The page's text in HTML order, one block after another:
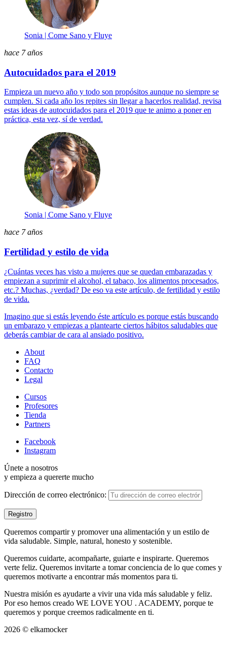
Sonia | Come Sano y Fluye
hace 7 años
Autocuidados para el 2019
Empieza un nuevo año y todo son propósitos aunque no siempre se
cumplen. Si cada año los repites sin llegar a hacerlos realidad, revisa
estas ideas de autocuidados para el 2019 que te animo a poner en
práctica, esta vez, sí de verdad.
Sonia | Come Sano y Fluye
hace 7 años
Fertilidad y estilo de vida
¿Cuántas veces has visto a mujeres que se quedan embarazadas y
empiezan a suprimir el alcohol, el tabaco, los alimentos procesados,
etc.? Muchas, ¿verdad? De eso va este artículo, de fertilidad y estilo
de vida.
Imagino que si estás leyendo éste artículo es porque estás buscando
un embarazo y empiezas a plantearte ciertos hábitos saludables que
deberás cambiar de cara al ansiado positivo.
About
FAQ
Contacto
Legal
Cursos
Profesores
Tienda
Partners
Facebook
Instagram
Únete a nosotros
y empieza a quererte mucho
Dirección de correo electrónico:
Queremos compartir y promover una alimentación y un estilo de
vida saludable. Simple, natural, honesto y sostenible.
Queremos cuidarte, acompañarte, guiarte e inspirarte. Queremos
verte feliz. Queremos invitarte a tomar conciencia de lo que comes y
queremos motivarte a encontrar más momentos para ti.
Nuestra misión es ayudarte a vivir una vida más saludable y feliz.
Por eso hemos creado WE LOVE YOU . ACADEMY, porque te
queremos y porque creemos radicalmente en ti.
2026 © elkamocker